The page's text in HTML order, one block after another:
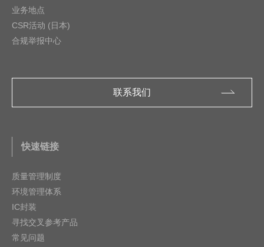
业务地点
CSR活动 (日本)
合规举报中心
联系我们
快速链接
质量管理制度
环境管理体系
IC封装
寻找交叉参考产品
常见问题